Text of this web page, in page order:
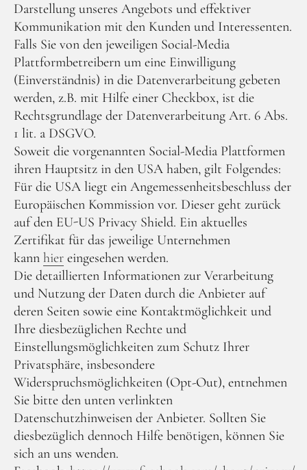
Darstellung unseres Angebots und effektiver
Kommunikation mit den Kunden und Interessenten.
Falls Sie von den jeweiligen Social-Media
Plattformbetreibern um eine Einwilligung
(Einverständnis) in die Datenverarbeitung gebeten
werden, z.B. mit Hilfe einer Checkbox, ist die
Rechtsgrundlage der Datenverarbeitung Art. 6 Abs.
1 lit. a DSGVO.
Soweit die vorgenannten Social-Media Plattformen
ihren Hauptsitz in den USA haben, gilt Folgendes:
Für die USA liegt ein Angemessenheitsbeschluss der
Europäischen Kommission vor. Dieser geht zurück
auf den EU-US Privacy Shield. Ein aktuelles
Zertifikat für das jeweilige Unternehmen
kann hier eingesehen werden.
Die detaillierten Informationen zur Verarbeitung
und Nutzung der Daten durch die Anbieter auf
deren Seiten sowie eine Kontaktmöglichkeit und
Ihre diesbezüglichen Rechte und
Einstellungsmöglichkeiten zum Schutz Ihrer
Privatsphäre, insbesondere
Widerspruchsmöglichkeiten (Opt-Out), entnehmen
Sie bitte den unten verlinkten
Datenschutzhinweisen der Anbieter. Sollten Sie
diesbezüglich dennoch Hilfe benötigen, können Sie
sich an uns wenden.